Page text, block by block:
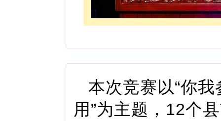
本次竞赛以“你
用”为主题，12个